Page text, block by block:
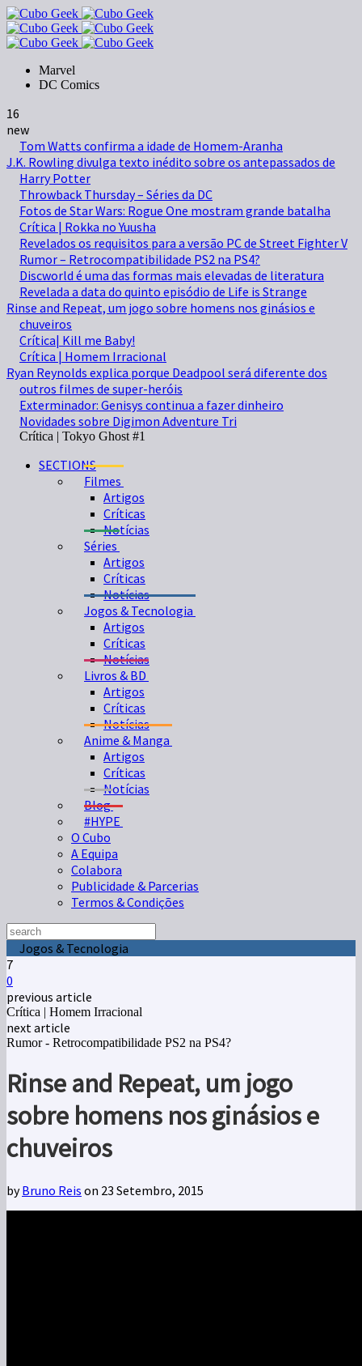
Marvel
DC Comics
16
new
Tom Watts confirma a idade de Homem-Aranha
J.K. Rowling divulga texto inédito sobre os antepassados de
Harry Potter
Throwback Thursday – Séries da DC
Fotos de Star Wars: Rogue One mostram grande batalha
Crítica | Rokka no Yuusha
Revelados os requisitos para a versão PC de Street Fighter V
Rumor – Retrocompatibilidade PS2 na PS4?
Discworld é uma das formas mais elevadas de literatura
Revelada a data do quinto episódio de Life is Strange
Rinse and Repeat, um jogo sobre homens nos ginásios e
chuveiros
Crítica| Kill me Baby!
Crítica | Homem Irracional
Ryan Reynolds explica porque Deadpool será diferente dos
outros filmes de super-heróis
Exterminador: Genisys continua a fazer dinheiro
Novidades sobre Digimon Adventure Tri
Crítica | Tokyo Ghost #1
SECTIONS
Filmes
Artigos
Críticas
Notícias
Séries
Artigos
Críticas
Notícias
Jogos & Tecnologia
Artigos
Críticas
Notícias
Livros & BD
Artigos
Críticas
Notícias
Anime & Manga
Artigos
Críticas
Notícias
Blog
#HYPE
O Cubo
A Equipa
Colabora
Publicidade & Parcerias
Termos & Condições
Jogos & Tecnologia
7
0
previous article
Crítica | Homem Irracional
next article
Rumor - Retrocompatibilidade PS2 na PS4?
Rinse and Repeat, um jogo
sobre homens nos ginásios e
chuveiros
byBruno Reis on 23 Setembro, 2015